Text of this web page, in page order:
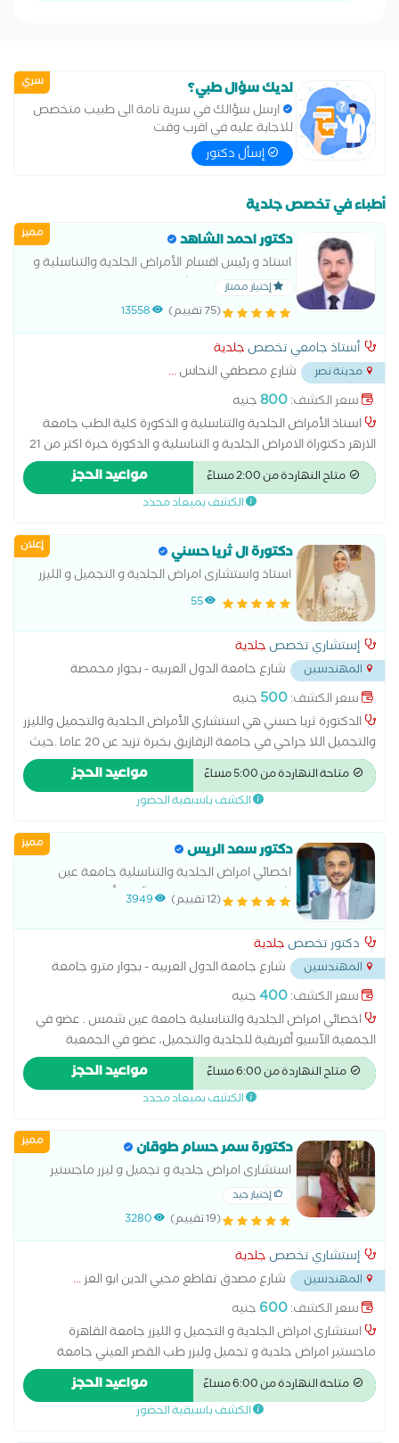
سري لديك سؤال طبي؟
ارسل سؤالك في سرية تامة الى طبيب متخصص
للاجابة عليه في اقرب وقت
إسأل دكتور
أطباء في تخصص جلدية
مميز دكتور احمد الشاهد
استاذ و رئيس اقسام الأمراض الجلدية والتناسلية و
الذكورة و تجميل البشرة كلية الطب بنين القاهرة
مصري سعر الكشف لغير المصريين
إختيار ممتاز
(75 تقييم) 13558
أستاذ جامعي تخصص جلدية
مدينة نصر شارع مصطفي النحاس...
سعر الكشف:800جنيه
استاذ الأمراض الجلدية والتناسلية و الذكورة كلية الطب جامعة
الازهر دكتوراة الامراض الجلدية و التناسلية و الذكورة خبرة اكتر من 21
عام في علاج الأمراض الجلدية والتناسلية و الذكورة و تجميل البشرة
تجميل البشرة جلسات ليزر حقن بوتكس و فيلر و ميزوثيرابي و سكن
بوستر و اكسوزوم وجلسات ديرمابن و التقشير علاج الضعف الجنسي
سعر الكشف لغير المصريين 1300 جنية مصري
متاح النهاردة من 2:00 مساءً مواعيد الحجز
الكشف بميعاد محدد
إعلان دكتورة ال ثريا حسني
استاذ واستشارى امراض الجلدية و التجميل و الليزر
بجامعة الزقازيق. 55
إستشاري تخصص جلدية
المهندسين
شارع جامعة الدول العربيه - بجوار محمصة
العروبة ومترو جامعة الدول... سعر الكشف:500 جنيه
الدكتورة ثريا حسني هي استشاري الأمراض الجلدية والتجميل والليزر
والتجميل اللا جراحي في جامعة الزقازيق بخبرة تزيد عن 20 عاما .حيث
تقدم خدمات حقن البوتوكس والفيلر، إبر النضارة، علاج تساقط الشعر،
وجلسات العناية بالبشرة.
متاحة النهاردة من 5:00 مساءً مواعيد الحجز
الكشف باسبقية الحضور
مميز دكتور سعد الريس
اخصائي امراض الجلدية والتناسلية جامعة عين
شمس . عضو في الجمعية الآسيو أفريقية للجلدية
الجلدية والتناسلية
(12 تقييم) 3949
دكتور تخصص جلدية
المهندسين
شارع جامعة الدول العربيه - بجوار مترو جامعة
الدول - العجوزه...
سعر الكشف:400جنيه
اخصائي امراض الجلدية والتناسلية جامعة عين شمس . عضو في
الجمعية الآسيو أفريقية للجلدية والتجميل، عضو في الجمعية
المصرية للأمراض الجلدية والتناسلية علاج حالات الصلع الوراثي وزراعة
الشعر باحدث طرق العلاج .
متاح النهاردة من 6:00 مساءً مواعيد الحجز
الكشف بميعاد محدد
مميز دكتورة سمر حسام طوقان
استشارى امراض جلدية و تجميل و ليزر ماجستير
امراض جلدية و تجميل وليزر طب القصر العيني
إختيار جيد
(19 تقييم) 3280
إستشاري تخصص جلدية
المهندسين شارع مصدق تقاطع محيي الدين ابو العز...
سعر الكشف:600 جنيه
استشارى امراض الجلدية و التجميل و الليزر جامعة القاهرة
ماجستير امراض جلدية و تجميل وليزر طب القصر العيني جامعة
القاهرة عضو الجمعية المصرية للامراض الجلدية و التجميل دبلومة
الليزر المعهد القومى لليزر جامعة القاهرة
متاحة النهاردة من 6:00 مساءً مواعيد الحجز
الكشف باسبقية الحضور